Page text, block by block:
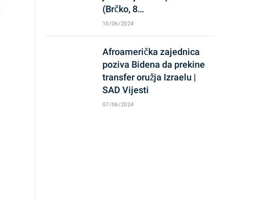
(Brčko, 8…
10/06/2024
Afroamerička zajednica
poziva Bidena da prekine
transfer oružja Izraelu |
SAD Vijesti
07/06/2024